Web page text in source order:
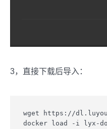
3，直接下载后导入：
wget https://
docker load -i lyx-